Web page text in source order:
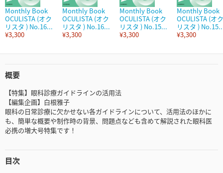
Monthly Book
OCULISTA (オク
リスタ ) No.16...
¥3,300
Monthly Book
OCULISTA (オク
リスタ ) No.16...
¥3,300
Monthly Book
OCULISTA (オク
リスタ ) No.15...
¥3,300
Monthly Book
OCULISTA (オク
リスタ )
¥3,300
概要
【特集】眼科診療ガイドラインの活用法
【編集企画】白根雅子
眼科の日常診療に欠かせない各ガイドラインについて、活用法のほかに
も、簡単な概要や制作時の背景、問題点なども含めて解説された眼科医
必携の増大号特集です！
目次